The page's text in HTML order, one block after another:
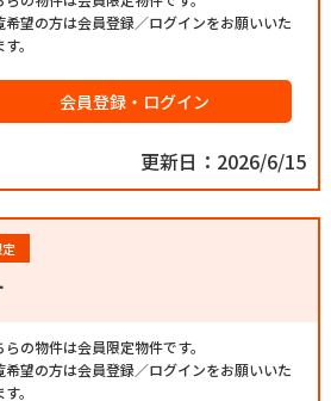
希望の方は会員登録／ログインをお願いいた
。
会員登録・ログイン
更新日：2026/6/15
らの物件は会員限定物件です。
希望の方は会員登録／ログインをお願いいた
。